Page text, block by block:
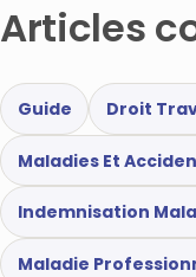
Articles
Guide Droit
Maladies Et
Indemnisation
Maladie